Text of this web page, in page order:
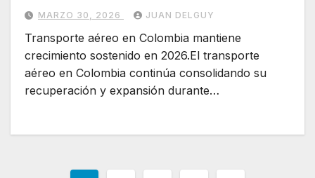
MARZO 30, 2026 JUAN DELGUY
Transporte aéreo en Colombia mantiene
crecimiento sostenido en 2026.El transporte
aéreo en Colombia continúa consolidando su
recuperación y expansión durante…